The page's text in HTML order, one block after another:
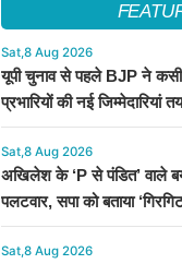
Sat,8 Aug 2026
यूपी चुनाव से पहले BJP ने कसी
प्रभारियों की नई जिम्मेदारियां तय
Sat,8 Aug 2026
अखिलेश के ‘P से पंडित’ वाले
पलटवार, सपा को बताया
पार्टी’
Sat,8 Aug 2026